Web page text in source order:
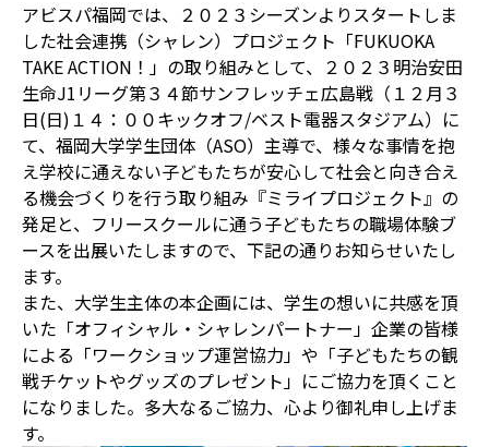
アビスパ福岡では、２０２３シーズンよりスタートしま
した社会連携（シャレン）プロジェクト「FUKUOKA
TAKE ACTION！」の取り組みとして、２０２３明治安田
生命J1リーグ第３４節サンフレッチェ広島戦（１２月３
日(日)１４：００キックオフ/ベスト電器スタジアム）に
て、福岡大学学生団体（ASO）主導で、様々な事情を抱
え学校に通えない子どもたちが安心して社会と向き合え
る機会づくりを行う取り組み『ミライプロジェクト』の
発足と、フリースクールに通う子どもたちの職場体験ブ
ースを出展いたしますので、下記の通りお知らせいたし
ます。
また、大学生主体の本企画には、学生の想いに共感を頂
いた「オフィシャル・シャレンパートナー」企業の皆様
による「ワークショップ運営協力」や「子どもたちの観
戦チケットやグッズのプレゼント」にご協力を頂くこと
になりました。多大なるご協力、心より御礼申し上げま
す。